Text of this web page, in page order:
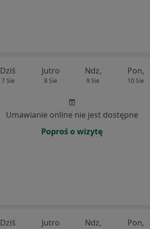
Dziś
7 Sie
Jutro
8 Sie
Ndz,
9 Sie
Pon,
10 Sie
Umawianie online nie jest dostępne
Poproś o wizytę
Dziś Jutro Ndz, Pon,